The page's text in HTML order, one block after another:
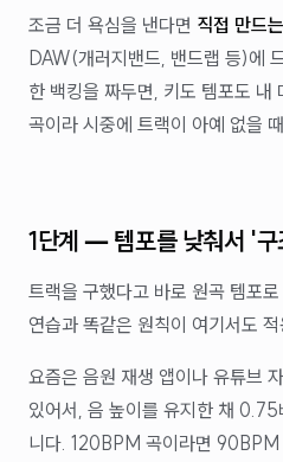
조금 더 욕심을 낸다면 직접 만드
DAW(개러지밴드, 밴드랩 등)에
한 백킹을 짜두면, 키도 템포도 내
곡이라 시중에 트랙이 아예 없을
1단계 — 템포를 낮춰서 '
트랙을 구했다고 바로 원곡 템포
연습과 똑같은 원칙이 여기서도
요즘은 음원 재생 앱이나 유튜브
있어서, 음 높이를 유지한 채
니다. 120BPM 곡이라면 90BPM